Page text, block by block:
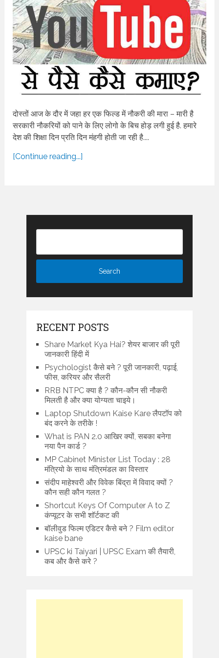
दोस्तों आज के दौर में जहा हर एक फिल्ड में नौकरी की मारा – मारी है
सरकारी नौकरियों को पाने के लिए लोगो के बिच होड़ लगी हुई है. हमारे
देश की शिक्षा दिन प्रति दिन मंहगी होती जा रही है....
[Continue reading...]
RECENT POSTS
Share Market Kya Hai? शेयर बाजार की पूरी
जानकारी हिंदी में
Psychologist कैसे बने ? पूरी जानकारी, पढ़ाई,
फीस, करियर और सैलरी
RRB NTPC क्या है ? कौन-कौन सी नौकरी
मिलती है और क्या योग्यता चाइये।
Laptop Shutdown Kaise Kare लैपटॉप को
बंद करने के तरीके !
What is PAN 2.0 आखिर क्यों, सबका बनेगा
नया पैन कार्ड ?
MP Cabinet Minister List Today : 28
मंत्रियो के साथ मंत्रिमंडल का विस्तार
संदीप माहेश्वरी और विवेक बिंद्रा में विवाद क्यों ?
कौन सही कौन गलत ?
Shortcut Keys Of Computer A to Z
कंप्यूटर के सभी शॉर्टकट की
बॉलीवुड फिल्म एडिटर कैसे बने ? Film editor
kaise bane
UPSC ki Taiyari | UPSC Exam की तैयारी,
कब और कैसे करे ?